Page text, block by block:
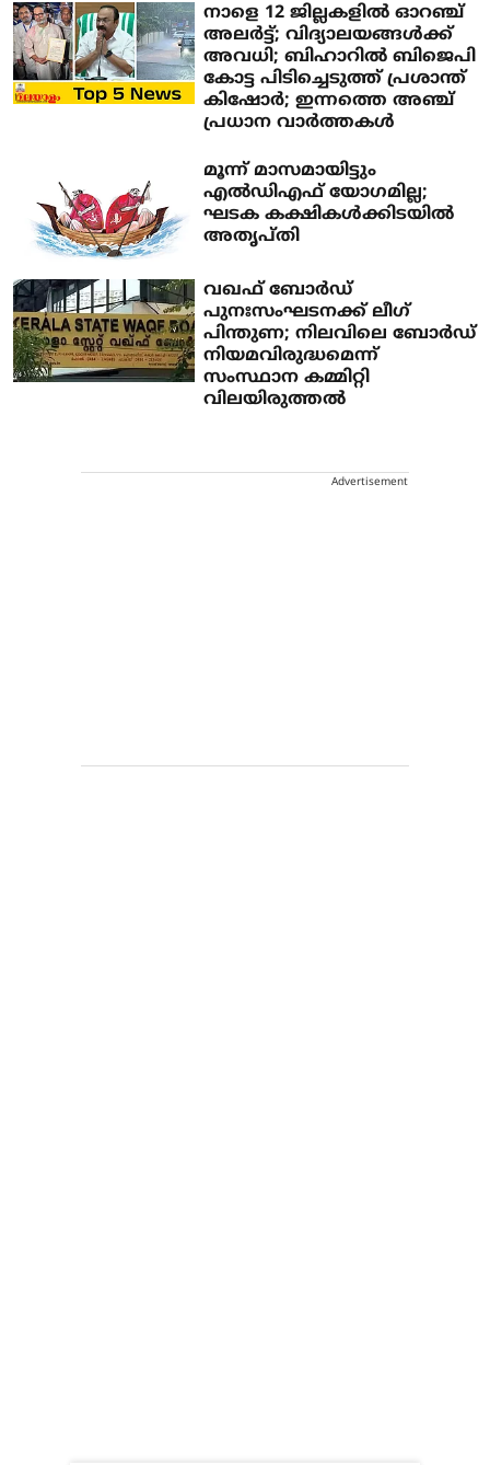
നാളെ 12 ജില്ലകളില്‍ ഓറഞ്ച്
അലര്‍ട്ട്; വിദ്യാലയങ്ങള്‍ക്ക്
അവധി; ബിഹാറില്‍ ബിജെപി
കോട്ട പിടിച്ചെടുത്ത് പ്രശാന്ത്
കിഷോര്‍; ഇന്നത്തെ അഞ്ച്
പ്രധാന വാര്‍ത്തകള്‍
മൂന്ന് മാസമായിട്ടും
എല്‍ഡിഎഫ് യോഗമില്ല;
ഘടക കക്ഷികള്‍ക്കിടയില്‍
അതൃപ്തി
വഖഫ് ബോർഡ്
പുനഃസംഘടനക്ക് ലീഗ്
പിന്തുണ; നിലവിലെ ബോർഡ്
നിയമവിരുദ്ധമെന്ന്
സംസ്ഥാന കമ്മിറ്റി
വിലയിരുത്തൽ
Advertisement